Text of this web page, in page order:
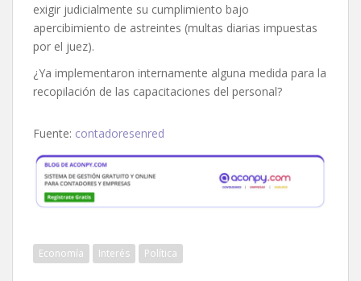
exigir judicialmente su cumplimiento bajo
apercibimiento de astreintes (multas diarias impuestas
por el juez).
¿Ya implementaron internamente alguna medida para la
recopilación de las capacitaciones del personal?
Fuente: contadoresenred
Economía Interés Política